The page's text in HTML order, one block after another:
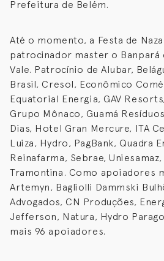
Prefeitura de Belém.
Até o momento, a Festa de
patrocinador master o
Vale. Patrocínio de Alubar,
Brasil, Cresol, Econômico
Equatorial Energia, GAV
Grupo Mônaco, Guamá
Dias, Hotel Gran Mercure, ITA
Luiza, Hydro, PagBank, Quadra
Reinafarma, Sebrae, Uniesamaz,
Tramontina. Como apoiadores
Artemyn, Bagliolli Dammski
Advogados, CN Produções,
Jefferson, Natura, Hydro
mais 96 apoiadores.